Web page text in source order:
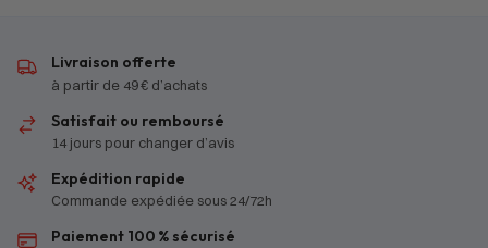
Livraison offerte
à partir de 49 € d’achats
Satisfait ou remboursé
14 jours pour changer d’avis
Expédition rapide
Commande expédiée sous 24/72h
Paiement 100 % sécurisé